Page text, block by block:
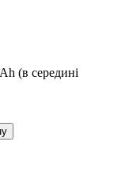
(в середині